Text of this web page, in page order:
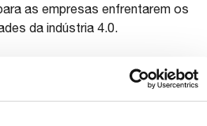
as empresas enfrentarem os
da indústria 4.0.